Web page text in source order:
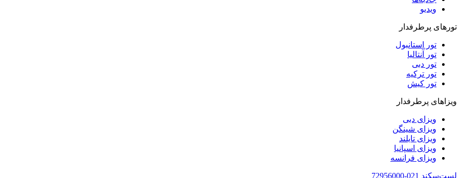
ویدیو‌
تورهای پرطرفدار
تور استانبول
تور آنتالیا
تور دبی
تور ترکیه
تور کیش
ویزاهای پرطرفدار
ویزای دبی
ویزای شینگن
ویزای تایلند
ویزای اسپانیا
ویزای فرانسه
لست‌سکند 021-72956000